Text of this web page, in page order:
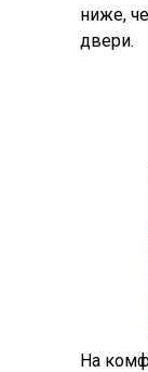
ниже,
двери.
На